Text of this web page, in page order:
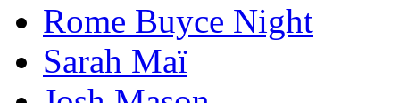
Rome Buyce Night
Sarah Maï